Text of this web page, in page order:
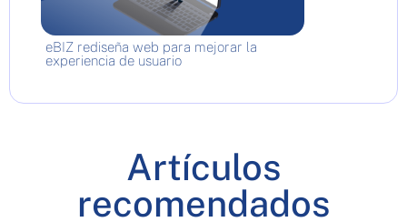
eBIZ rediseña web para mejorar la
experiencia de usuario
Artículos
recomendados